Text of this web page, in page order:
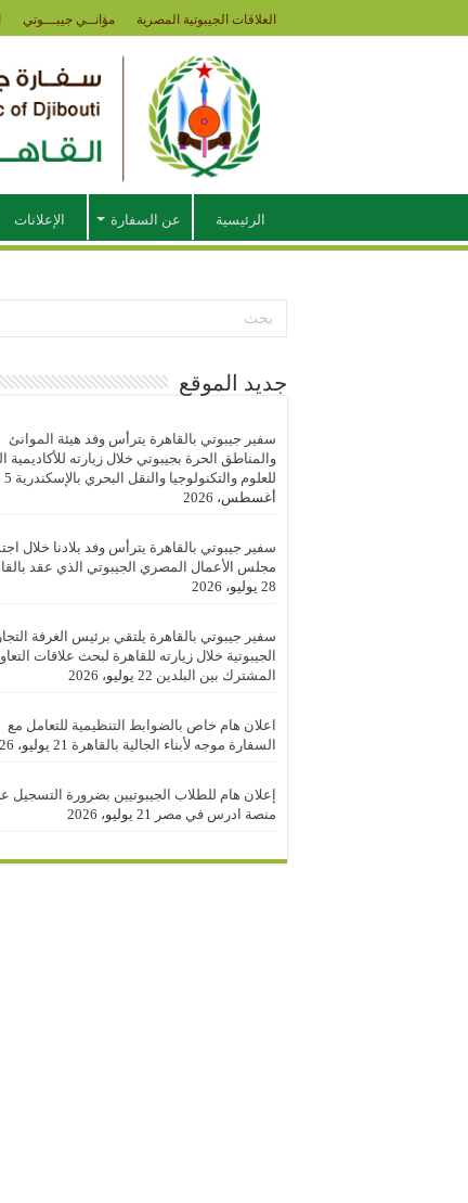
العلاقات الجيبوتية المصرية مؤانــي جيبـــوتي
الرئيسية عن السفارة الإعلانات
جديد الموقع
سفير جيبوتي بالقاهرة يترأس وفد هيئة الموانئ
والمناطق الحرة بجيبوتي خلال زيارته للأكاديمية
للعلوم والتكنولوجيا والنقل البحري بالإسكندرية 5
أغسطس، 2026
سفير جيبوتي بالقاهرة يترأس وفد بلادنا خلال
مجلس الأعمال المصري الجيبوتي الذي عقد
28 يوليو، 2026
سفير جيبوتي بالقاهرة يلتقي برئيس الغرفة
الجيبوتية خلال زيارته للقاهرة لبحث علاقات
المشترك بين البلدين 22 يوليو، 2026
اعلان هام خاص بالضوابط التنظيمية للتعامل مع
السفارة موجه لأبناء الجالية بالقاهرة 21 يوليو، 2026
إعلان هام للطلاب الجيبوتيين بضرورة التسجيل
منصة ادرس في مصر
21 يوليو، 2026